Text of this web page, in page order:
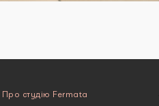
Про студію Fermata